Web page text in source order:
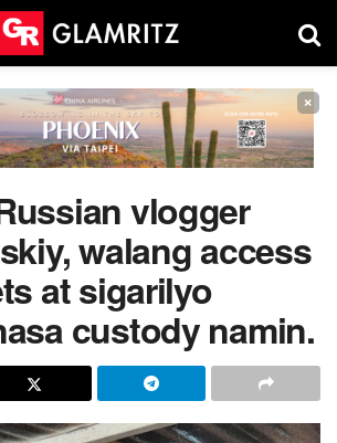
×
vlogger
walang access
at sigarilyo
custody namin.